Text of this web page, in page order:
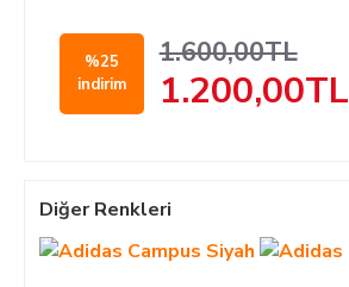
%25
indirim
1.200,00TL
1.600,00TL
Diğer Renkleri